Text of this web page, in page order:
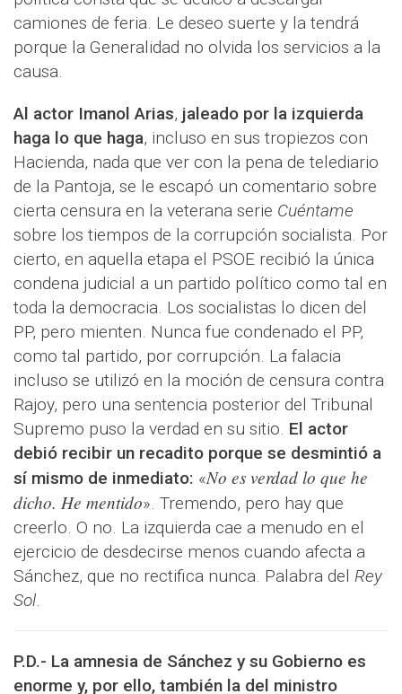
camiones de feria. Le deseo suerte y la tendrá
porque la Generalidad no olvida los servicios a la
causa.
Al actor Imanol Arias, jaleado por la izquierda
haga lo que haga, incluso en sus tropiezos con
Hacienda, nada que ver con la pena de telediario
de la Pantoja, se le escapó un comentario sobre
cierta censura en la veterana serie Cuéntame
sobre los tiempos de la corrupción socialista. Por
cierto, en aquella etapa el PSOE recibió la única
condena judicial a un partido político como tal en
toda la democracia. Los socialistas lo dicen del
PP, pero mienten. Nunca fue condenado el PP,
como tal partido, por corrupción. La falacia
incluso se utilizó en la moción de censura contra
Rajoy, pero una sentencia posterior del Tribunal
Supremo puso la verdad en su sitio. El actor
debió recibir un recadito porque se desmintió a
sí mismo de inmediato: «No es verdad lo que he
dicho. He mentido». Tremendo, pero hay que
creerlo. O no. La izquierda cae a menudo en el
ejercicio de desdecirse menos cuando afecta a
Sánchez, que no rectifica nunca. Palabra del Rey
Sol.
P.D.- La amnesia de Sánchez y su Gobierno es
enorme y, por ello, también la del ministro